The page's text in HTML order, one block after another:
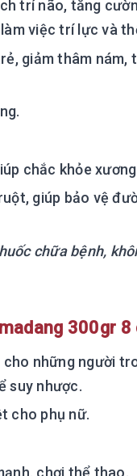
trí não, tăng
việc trí lực và
giảm thâm nám,
chắc khỏe
giúp bảo vệ
chữa bệnh,
300gr 8
cho những người
suy nhược.
cho phụ nữ.
chơi thể thao.